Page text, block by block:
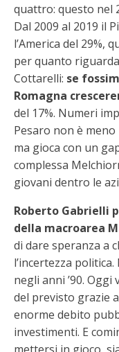
quattro: questo nel
Dal 2009 al 2019 il
l’America del 29%,
per quanto
Cottarelli: se
Romagna
del 17%. Numeri
Pesaro non è
ma gioca con un
complessa
giovani dentro le
Roberto Gabrielli
della macroarea
di dare speranza a
l’incertezza
negli anni ’90.
del previsto grazie
enorme debito
investimenti. E